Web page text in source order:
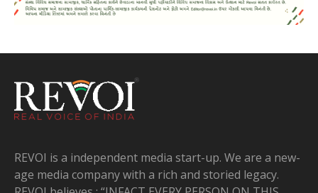
REVOI is a independent media start-up. We are a new-
age media company with a rich and storied legacy.